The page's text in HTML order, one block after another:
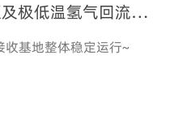
极低温氢气回流鼓
基地整体稳定运行~